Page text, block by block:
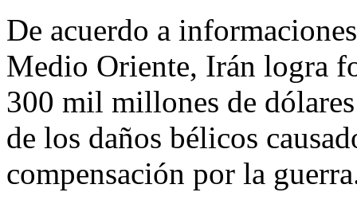
De acuerdo a
Medio Oriente, Irán logra
300 mil millones de
de los daños bélicos
compensación por la